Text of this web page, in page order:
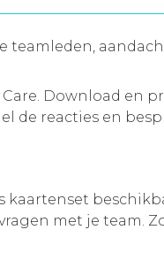
Download en
de reacties en
kaartenset
met je team.